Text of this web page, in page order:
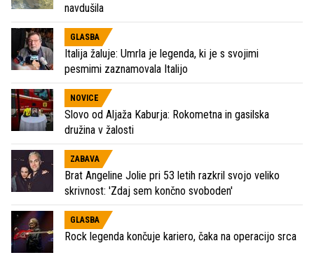
navdušila
GLASBA
Italija žaluje: Umrla je legenda, ki je s svojimi
pesmimi zaznamovala Italijo
NOVICE
Slovo od Aljaža Kaburja: Rokometna in gasilska
družina v žalosti
ZABAVA
Brat Angeline Jolie pri 53 letih razkril svojo veliko
skrivnost: 'Zdaj sem končno svoboden'
GLASBA
Rock legenda končuje kariero, čaka na operacijo srca